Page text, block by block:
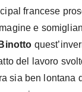
francese
e
del lavoro
sia ben lontana